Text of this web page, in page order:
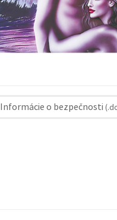
Informácie o bezpečnosti